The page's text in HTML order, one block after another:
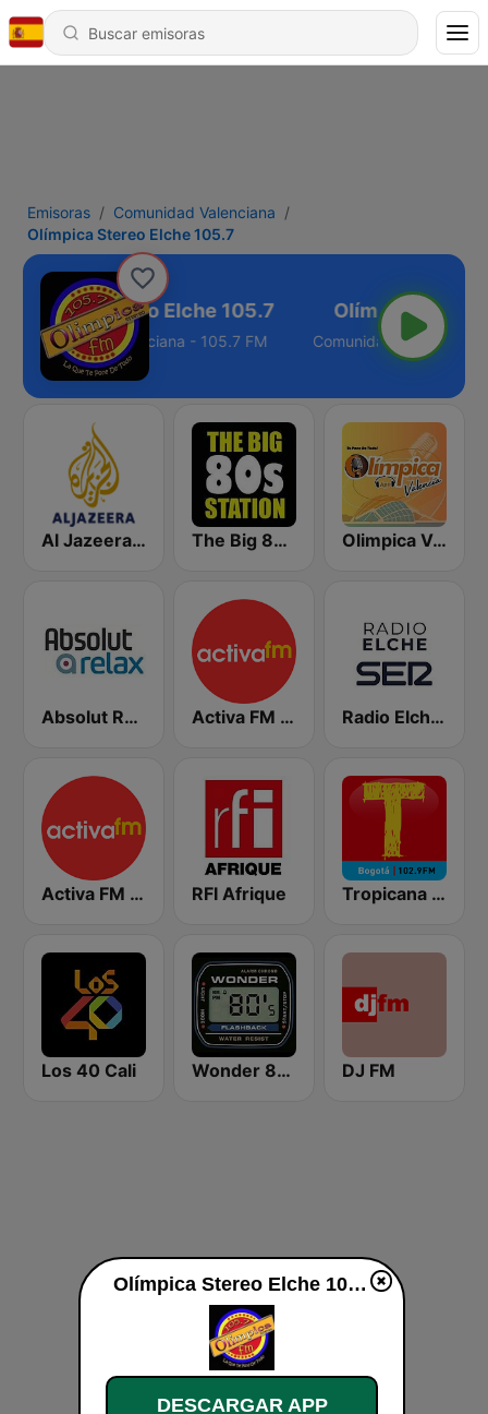
Emisoras
Comunidad Valenciana
Olímpica Stereo Elche 105.7
Olímpica Stereo Elche 105.7
Comunidad Valenciana - 105.7 FM
Al Jazeera Arabic (قناة الجزيرة) The Big 80s Station Olimpica Valencia
Absolut Relax Activa FM - Alicante Radio Elche SER
Activa FM - Elche RFI Afrique Tropicana Bogotá
Los 40 Cali Wonder 80's DJ FM
Olímpica Stereo Elche 105.7 en vivo
DESCARGAR APP